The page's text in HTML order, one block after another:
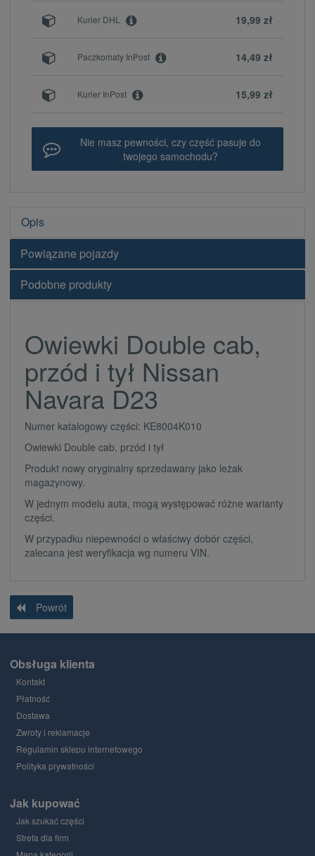
19,99 zł
Kurier DHL
14,49 zł
Paczkomaty InPost
15,99 zł
Kurier InPost
Nie masz pewności, czy część pasuje do
twojego samochodu?
Opis
Powiązane pojazdy
Podobne produkty
Owiewki Double cab,
przód i tył Nissan
Navara D23
Numer katalogowy części: KE8004K010
Owiewki Double cab, przód i tył
Produkt nowy oryginalny sprzedawany jako leżak
magazynowy.
W jednym modelu auta, mogą występować różne warianty
części.
W przypadku niepewności o właściwy dobór części,
zalecana jest weryfikacja wg numeru VIN.
Powrót
Obsługa klienta
Kontakt
Płatność
Dostawa
Zwroty i reklamacje
Regulamin sklepu internetowego
Polityka prywatności
Jak kupować
Jak szukać części
Strefa dla firm